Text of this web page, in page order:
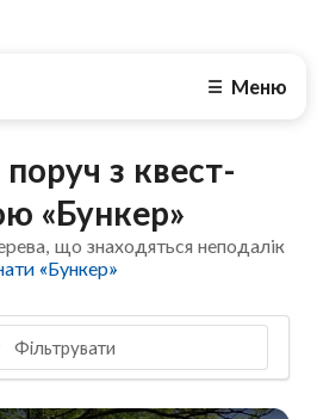
☰ Меню
з квест-
«Бункер»
що знаходяться неподалік
«Бункер»
Фільтрувати